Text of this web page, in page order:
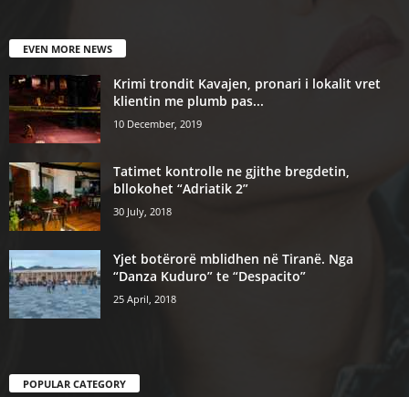
EVEN MORE NEWS
Krimi trondit Kavajen, pronari i lokalit vret
klientin me plumb pas...
10 December, 2019
Tatimet kontrolle ne gjithe bregdetin,
bllokohet “Adriatik 2”
30 July, 2018
Yjet botërorë mblidhen në Tiranë. Nga
“Danza Kuduro” te “Despacito”
25 April, 2018
POPULAR CATEGORY